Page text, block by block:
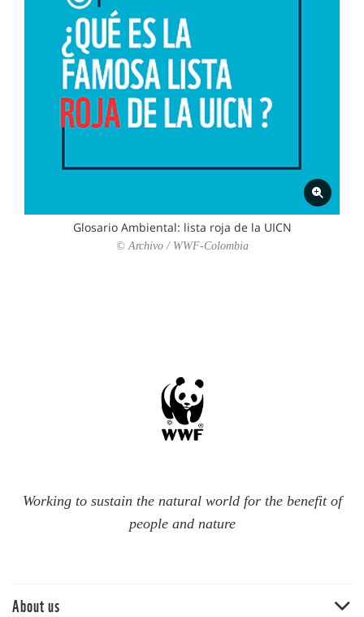
Glosario Ambiental: lista roja de la UICN
© Archivo / WWF-Colombia
Working to sustain the natural world for the benefit of
people and nature
About us